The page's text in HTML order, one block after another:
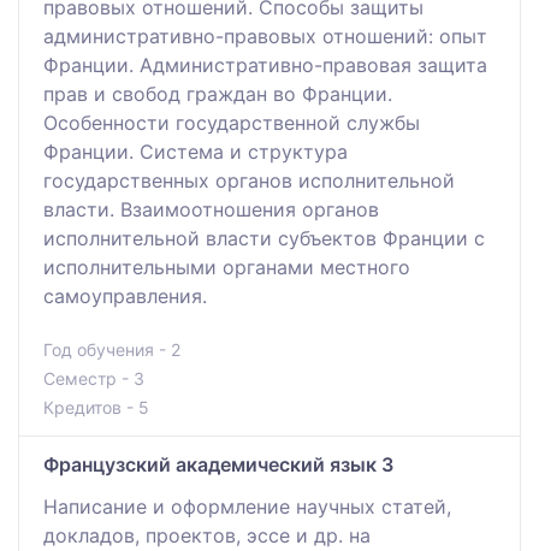
правовых отношений. Способы защиты
административно-правовых отношений: опыт
Франции. Административно-правовая защита
прав и свобод граждан во Франции.
Особенности государственной службы
Франции. Система и структура
государственных органов исполнительной
власти. Взаимоотношения органов
исполнительной власти субъектов Франции с
исполнительными органами местного
самоуправления.
Год обучения - 2
Семестр - 3
Кредитов - 5
Французский академический язык 3
Написание и оформление научных статей,
докладов, проектов, эссе и др. на